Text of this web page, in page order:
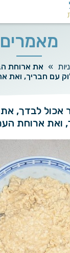
מאמרים
» את ארוחת
עם חבריך, ואת
אכול לבדך,
ואת ארוחת